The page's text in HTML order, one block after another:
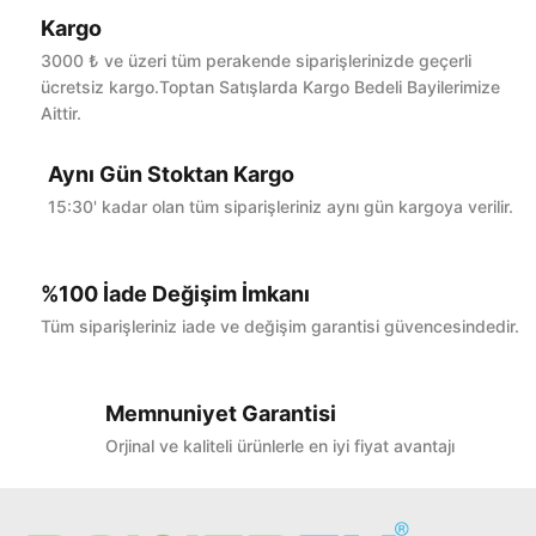
Bu ürüne ilk yorumu siz yapın!
Kargo
3000 ₺ ve üzeri tüm perakende siparişlerinizde geçerli
ücretsiz kargo.Toptan Satışlarda Kargo Bedeli Bayilerimize
Aittir.
Aynı Gün Stoktan Kargo
15:30' kadar olan tüm siparişleriniz aynı gün kargoya verilir.
%100 İade Değişim İmkanı
Tüm siparişleriniz iade ve değişim garantisi güvencesindedir.
Memnuniyet Garantisi
Orjinal ve kaliteli ürünlerle en iyi fiyat avantajı